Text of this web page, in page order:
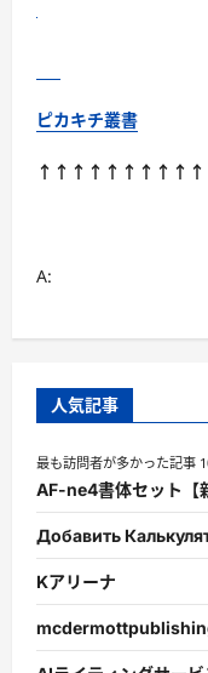
ピカキチ叢書
A:
人気記事
最も訪問者が多かった記事
AF-ne4書体セット【
Добавить
Kアリーナ